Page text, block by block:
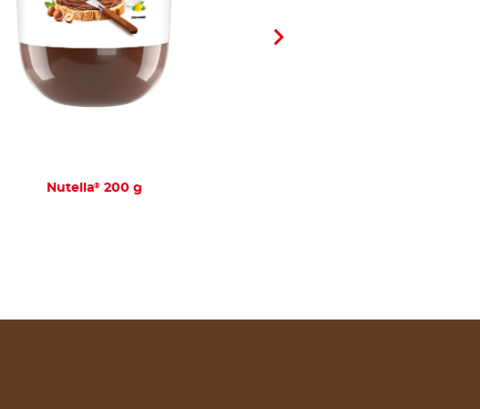
Nutella® 200 g